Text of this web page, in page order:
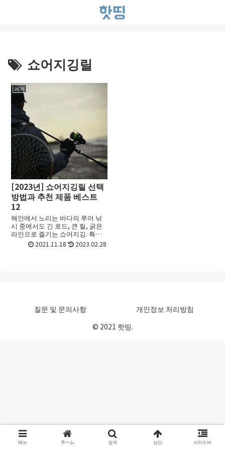
쇼어지깅릴
레저
[2023년] 쇼어지깅릴 선택
방법과 추천 제품 베스트
12
해안에서 노리는 바다의 루어 낚
시 중에서도 긴 로드, 큰 릴, 굵은
라인으로 즐기는 쇼어지깅. 특히
쇼어지깅릴 은 번호에 따라 적합
라인의 실 감기 양이 달라지기 때
2021.11.18 2023.02.28
질문 및 문의사항
개인정보 처리방침
© 2021 핫띵.
메뉴 ホーム 검색 상단 사이드바